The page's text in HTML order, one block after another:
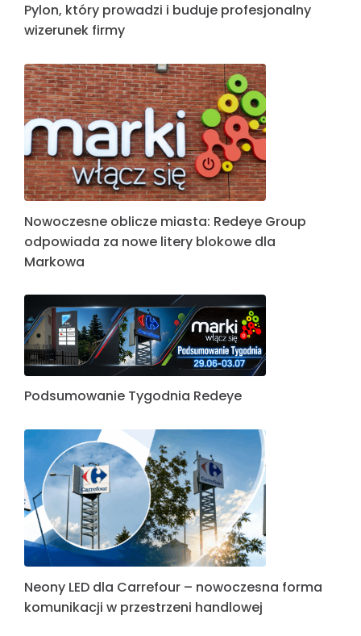
Pylon, który prowadzi i buduje profesjonalny
wizerunek firmy
Nowoczesne oblicze miasta: Redeye Group
odpowiada za nowe litery blokowe dla
Markowa
Podsumowanie Tygodnia Redeye
Neony LED dla Carrefour – nowoczesna forma
komunikacji w przestrzeni handlowej